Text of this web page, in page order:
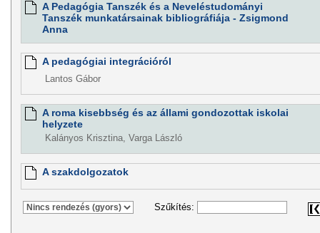
A Pedagógia Tanszék és a Neveléstudományi
Tanszék munkatársainak bibliográfiája - Zsigmond
Anna
A pedagógiai integrációról
Lantos Gábor
A roma kisebbség és az állami gondozottak iskolai
helyzete
Kalányos Krisztina, Varga László
A szakdolgozatok
Szűkítés: